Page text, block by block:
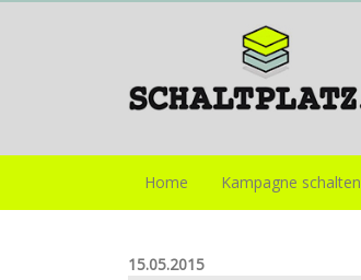
Home Kampagne schalten
15.05.2015